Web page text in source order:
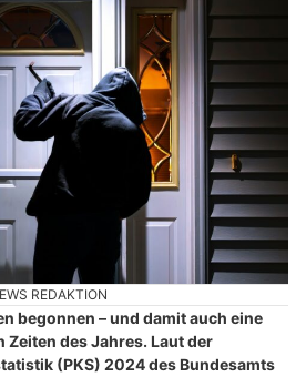
REDAKTION
begonnen – und damit auch eine
des Jahres. Laut der
(PKS) 2024 des Bundesamts